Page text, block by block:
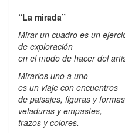
“La mirada”
Mirar un cuadro es un
de exploración
en el modo de hacer del
Mirarlos uno a uno
es un viaje con encuentros
de paisajes, figuras y
veladuras y empastes,
trazos y colores.